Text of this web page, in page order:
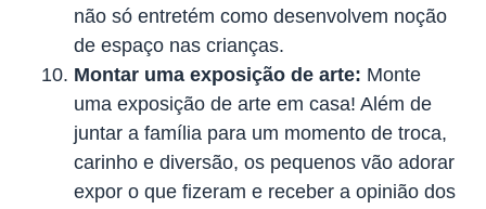
não só entretém como desenvolvem noção
de espaço nas crianças.
Montar uma exposição de arte: Monte
uma exposição de arte em casa! Além de
juntar a família para um momento de troca,
carinho e diversão, os pequenos vão adorar
expor o que fizeram e receber a opinião dos